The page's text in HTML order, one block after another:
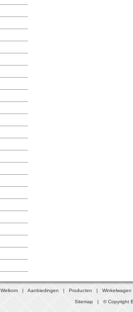
Welkom |Aanbiedingen |Producten |Winkelwagen
Sitemap | © Copyright